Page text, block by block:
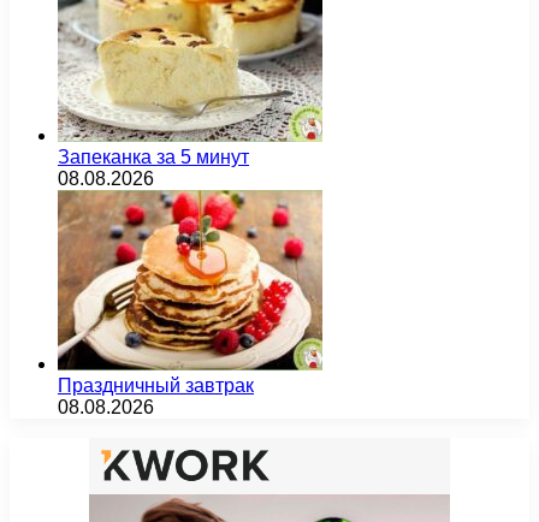
Запеканка за 5 минут
08.08.2026
Праздничный завтрак
08.08.2026